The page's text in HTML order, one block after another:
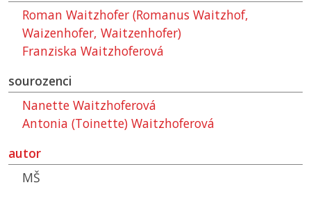
Roman Waitzhofer (Romanus Waitzhof,
Waizenhofer, Waitzenhofer)
Franziska Waitzhoferová
sourozenci
Nanette Waitzhoferová
Antonia (Toinette) Waitzhoferová
autor
MŠ